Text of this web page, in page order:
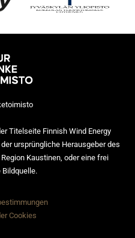
Titelseite Finnish Wind Energy
ursprüngliche Herausgeber des
Kaustinen, oder eine frei
Bildquelle.
Cookies